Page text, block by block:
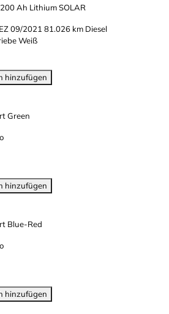
Ah Lithium SOLAR
EZ 09/2021 81.026 km Diesel
Weiß
hinzufügen
Green
hinzufügen
Blue-Red
hinzufügen